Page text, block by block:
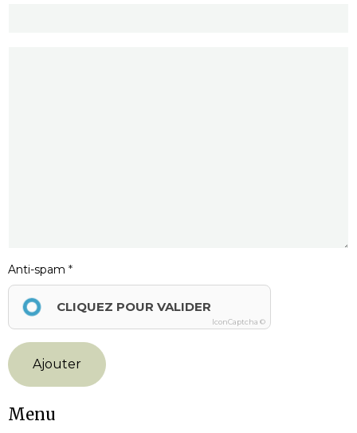
Anti-spam
CLIQUEZ POUR VALIDER
IconCaptcha ©
Ajouter
Menu